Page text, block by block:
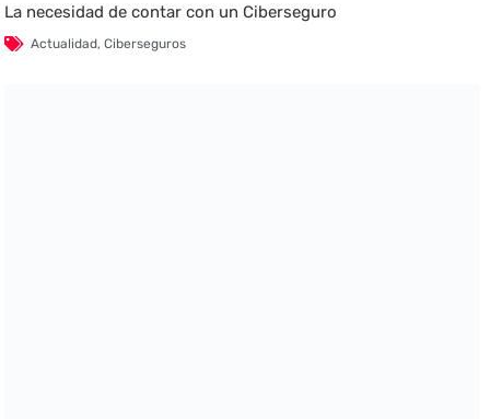
La necesidad de contar con un Ciberseguro
Actualidad,Ciberseguros